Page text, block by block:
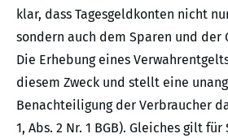
klar, dass Tagesgeldkonten nicht
sondern auch dem Sparen und der
Die Erhebung eines
diesem Zweck und stellt eine
Benachteiligung der Verbraucher
1, Abs. 2 Nr. 1 BGB). Gleiches gilt